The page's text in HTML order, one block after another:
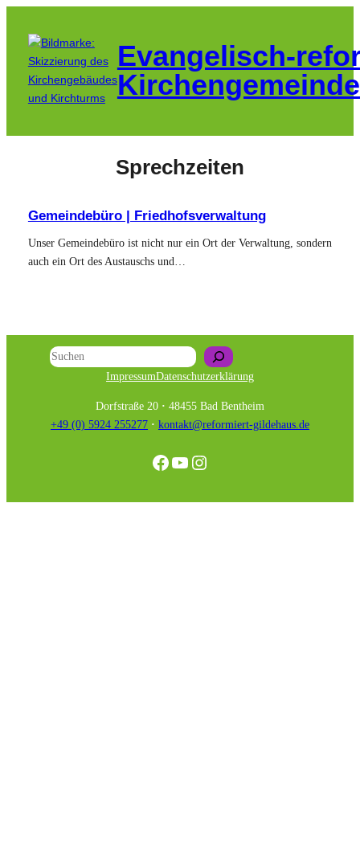
Inhalt
springen
Evangelisch-
Sprechzeiten
Gemeindebüro | Friedhofsverwaltung
Unser Gemeindebüro ist nicht nur ein Ort der Verwaltung, sondern
auch ein Ort des Austauschs und…
Suchen
ImpressumDatenschutzerklärung
Dorfstraße 20 · 48455 Bad Bentheim
+49 (0) 5924 255277 · kontakt@reformiert-gildehaus.de
Facebook
YouTube
Instagram